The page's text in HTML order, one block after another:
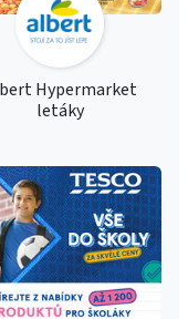
Hypermarket
letáky